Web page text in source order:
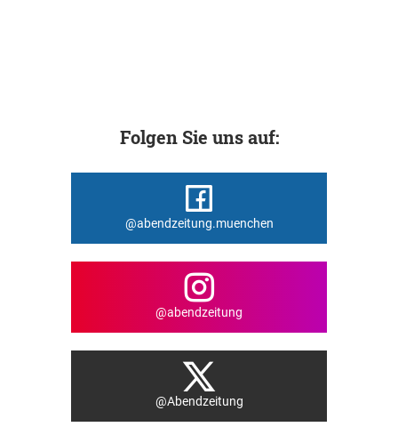
Folgen Sie uns auf:
@abendzeitung.muenchen
@abendzeitung
@Abendzeitung